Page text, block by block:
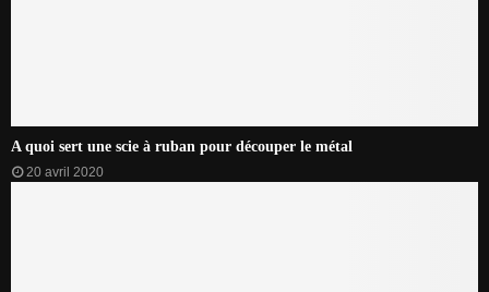
A quoi sert une scie à ruban pour découper le métal
20 avril 2020